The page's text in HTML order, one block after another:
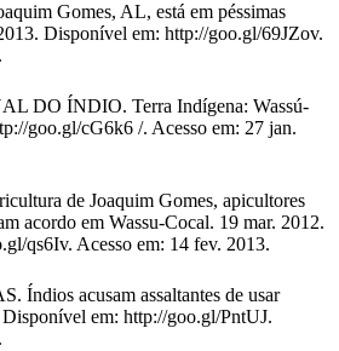
Gomes, AL, está em péssimas
Disponível em: http://goo.gl/69JZov.
DO ÍNDIO. Terra Indígena: Wassú-
goo.gl/cG6k6 /. Acesso em: 27 jan.
de Joaquim Gomes, apicultores
acordo em Wassu-Cocal. 19 mar. 2012.
qs6Iv. Acesso em: 14 fev. 2013.
acusam assaltantes de usar
em: http://goo.gl/PntUJ.